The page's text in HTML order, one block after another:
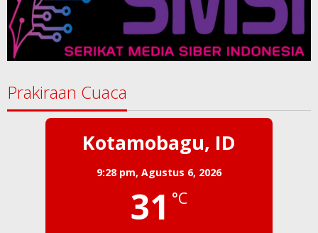
Prakiraan Cuaca
Kotamobagu, ID
9:28 pm, Agustus 6, 2026
31 °C